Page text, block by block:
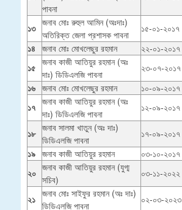
পাবনা
১৩ জনাব মোঃ রুহুল আমিন (অঃদাঃ)
অতিরিক্ত জেলা প্রশাসক পাবনা
১৫-০১-২০১৭
১৪ জনাব মোঃ মোখলেছুর রহমান ২২-০১-২০১৭
১৫ জনাব কাজী আতিয়ুর রহমান (অঃ
দাঃ) ডিডিএলজি পাবনা
২৩-০৭-২০১৭
১৬ জনাব মোঃ মোখলেছুর রহমান ১০-০৯-২০১৭
১৭ জনাব কাজী আতিয়ুর রহমান (অঃ
দাঃ) ডিডিএলজি পাবনা
১২-০৯-২০১৭
১৮ জনাব সালমা খাতুন (অঃ দাঃ)
ডিডিএলজি পাবনা
১৭-০৯-২০১৭
১৯ জনাব কাজী আতিয়ুর রহমান ০৩-১০-২০১৭
২০ জনাব কাজী আতিয়ুর রহমান (যুগ্ম
সচিব)
০৩-১১-২০২২
২১ জনাব মোঃ সাইফুর রহমান (অঃ দাঃ)
ডিডিএলজি পাবনা
০২-০৩-২০২৩